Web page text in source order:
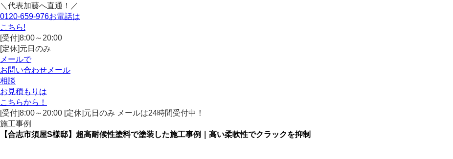
＼代表加藤へ直通！／
0120-659-976お電話は
こちら!
[受付]8:00～20:00
[定休]元日のみ
メールで
お問い合わせ メール
相談
お見積もりは
こちらから！
[受付]8:00～20:00 [定休]元日のみ メールは24時間受付中！
施工事例
【合志市須屋S様邸】超高耐候性塗料で塗装した施工事例｜高い柔軟性でクラックを抑制